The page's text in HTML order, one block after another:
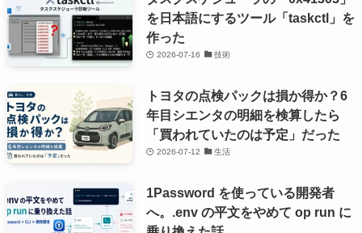
を日本語にするツール「taskctl」を
作った
2026-07-16 技術
トヨタの点検パックは損か得か？6
年目シエンタの明細を検算したら
「買われていたのは予定」だった
2026-07-12 生活
1Password を使っている開発者
へ。.env の平文をやめて op run に